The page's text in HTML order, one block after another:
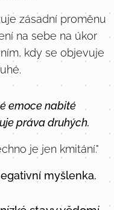
zásadní proměnu
na sebe na úkor
kdy se objevuje
emoce nabité
práva druhých.
je jen kmitání."
myšlenka.